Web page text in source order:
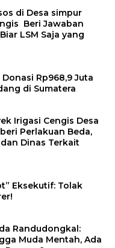
di Desa simpur
Beri Jawaban
LSM Saja yang
Rp968,9 Juta
di Sumatera
Irigasi Cengis Desa
Perlakuan Beda,
Dinas Terkait
Eksekutif: Tolak
Randudongkal:
Muda Mentah, Ada